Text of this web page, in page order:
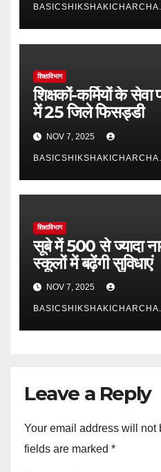
शिक्षाविभाग
शिक्षकों-कर्मियों के
में 25 जिले फिसड्डी
NOV 7, 2025
शिक्षाविभाग
सूबे में 500 से ज्यादा
स्कूलों में बढ़ेंगी सुविधाएं
NOV 7, 2025
Leave a Reply
Your email address will not
fields are marked *